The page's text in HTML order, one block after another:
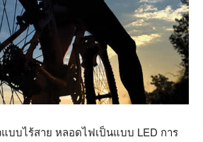
บไร้สาย หลอดไฟเป็นแบบ LED การ